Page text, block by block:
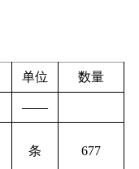
单位 数量
——
条 677